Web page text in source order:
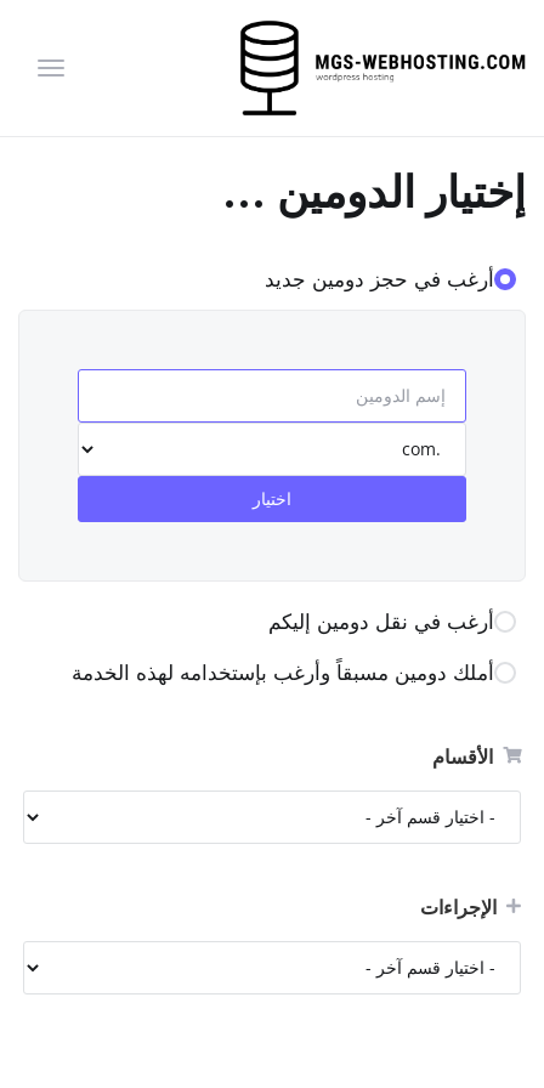
تبديل
إختيار الدومين ...
الأقسام
الإجراءات
أرغب في حجز دومين جديد
اختيار
أرغب في نقل دومين إليكم
أملك دومين مسبقاً وأرغب بإستخدامه لهذه الخدمة